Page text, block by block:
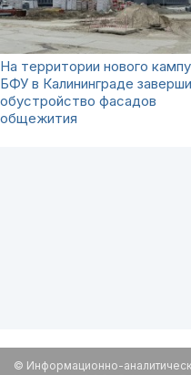
На территории нового
БФУ в Калининграде
обустройство фасадов
общежития
© Информационно-